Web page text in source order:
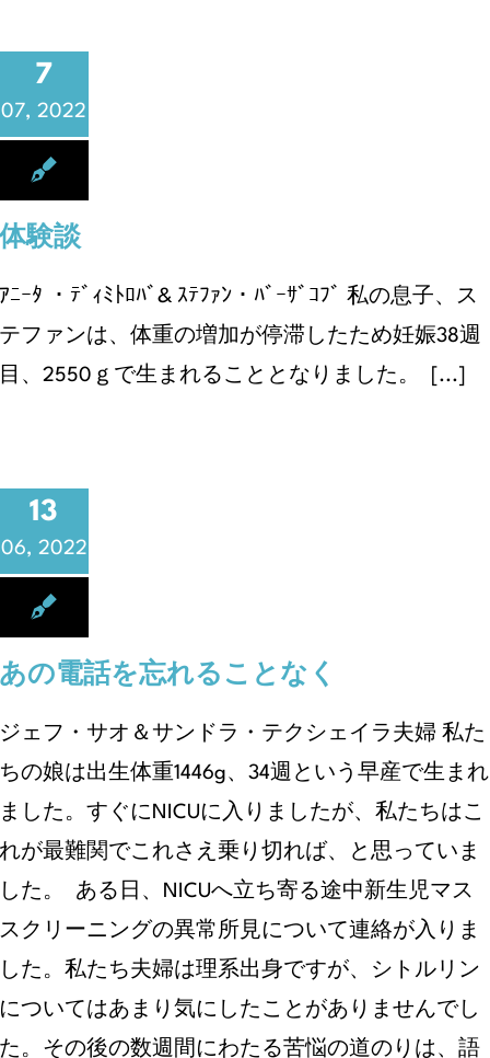
7
07, 2022
体験談
ｱﾆｰﾀ ・ﾃﾞｨﾐﾄﾛﾊﾞ& ｽﾃﾌｧﾝ・ﾊﾞｰｻﾞｺﾌﾞ 私の息子、ス
テファンは、体重の増加が停滞したため妊娠38週
目、2550ｇで生まれることとなりました。 [...]
13
06, 2022
あの電話を忘れることなく
ジェフ・サオ＆サンドラ・テクシェイラ夫婦 私た
ちの娘は出生体重1446g、34週という早産で生まれ
ました。すぐにNICUに入りましたが、私たちはこ
れが最難関でこれさえ乗り切れば、と思っていま
した。 ある日、NICUへ立ち寄る途中新生児マス
スクリーニングの異常所見について連絡が入りま
した。私たち夫婦は理系出身ですが、シトルリン
についてはあまり気にしたことがありませんでし
た。その後の数週間にわたる苦悩の道のりは、語